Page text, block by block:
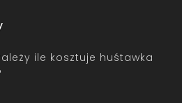
ile kosztuje huśtawka